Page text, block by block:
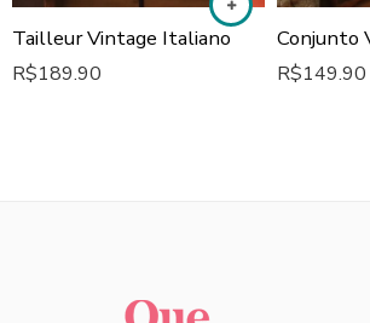
Tailleur Vintage Italiano
R$189.90
Conjunto
R$149.90